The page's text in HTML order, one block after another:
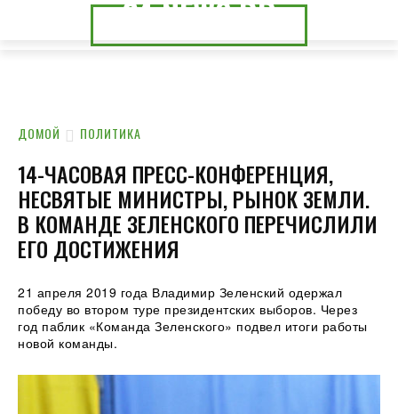
24.NEWS.CK
24.NEWS.DP
ДОМОЙ ПОЛИТИКА
14-ЧАСОВАЯ ПРЕСС-КОНФЕРЕНЦИЯ,
НЕСВЯТЫЕ МИНИСТРЫ, РЫНОК ЗЕМЛИ.
В КОМАНДЕ ЗЕЛЕНСКОГО ПЕРЕЧИСЛИЛИ
ЕГО ДОСТИЖЕНИЯ
21 апреля 2019 года Владимир Зеленский одержал
победу во втором туре президентских выборов. Через
год паблик «Команда Зеленского» подвел итоги работы
новой команды.